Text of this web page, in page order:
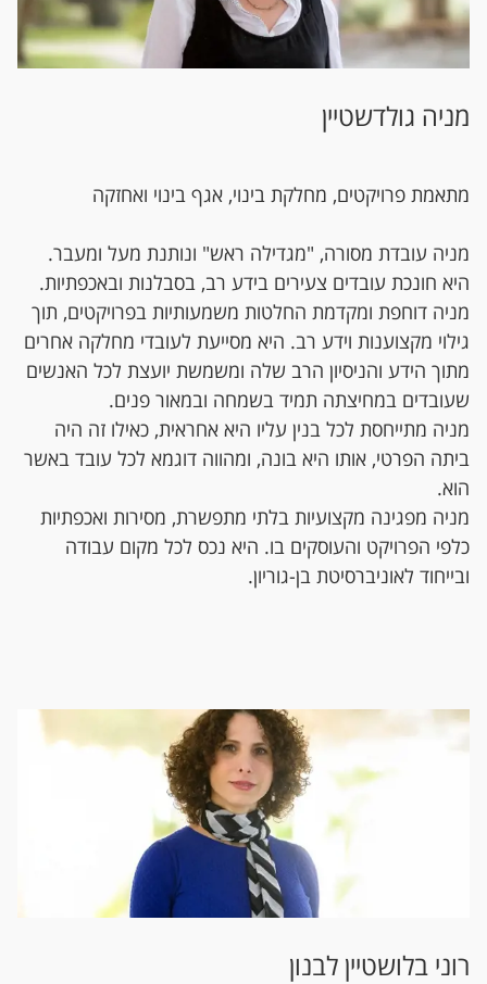
מניה גולדשטיין
מתאמת פרויקטים, מחלקת בינוי, אגף בינוי ואחזקה
מניה עובדת מסורה, "מגדילה ראש" ונותנת מעל ומעבר.
היא חונכת עובדים צעירים בידע רב, בסבלנות ובאכפתיות.
מניה דוחפת ומקדמת החלטות משמעותיות בפרויקטים, תוך
גילוי מקצוענות וידע רב. היא מסייעת לעובדי מחלקה אחרים
מתוך הידע והניסיון הרב שלה ומשמשת יועצת לכל האנשים
שעובדים במחיצתה תמיד בשמחה ובמאור פנים.
מניה מתייחסת לכל בנין עליו היא אחראית, כאילו זה היה
ביתה הפרטי, אותו היא בונה, ומהווה דוגמא לכל עובד באשר
הוא.
מניה מפגינה מקצועיות בלתי מתפשרת, מסירות ואכפתיות
כלפי הפרויקט והעוסקים בו. היא נכס לכל מקום עבודה
ובייחוד לאוניברסיטת בן-גוריון.
רוני בלושטיין לבנון